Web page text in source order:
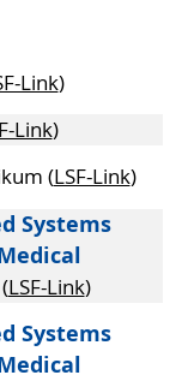
Link)
Link)
(LSF-Link)
Systems
LSF-Link)
Systems